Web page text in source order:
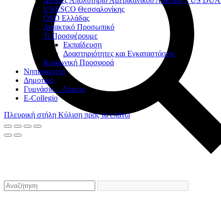
UNESCO Θεσσαλονίκης
ÖSD Ελλάδας
Διδακτικό Προσωπικό
Τι Προσφέρουμε
Eκπαίδευση
Δραστηριότητες και Εγκαταστάσεις
Κοινωνική Προσφορά
Νηπιαγωγείο
Δημοτικό
Γυμνάσιο – Λύκειο
E-Collegio
Πλευρική στήλη Κύλιση προς τα επάνω